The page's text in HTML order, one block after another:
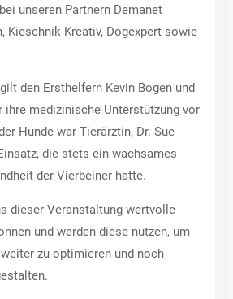
unseren Partnern Demanet
Kieschnik Kreativ, Dogexpert sowie
den Ersthelfern Kevin Bogen und
ihre medizinische Unterstützung vor
Hunde war Tierärztin, Dr. Sue
die stets ein wachsames
der Vierbeiner hatte.
dieser Veranstaltung wertvolle
und werden diese nutzen, um
zu optimieren und noch